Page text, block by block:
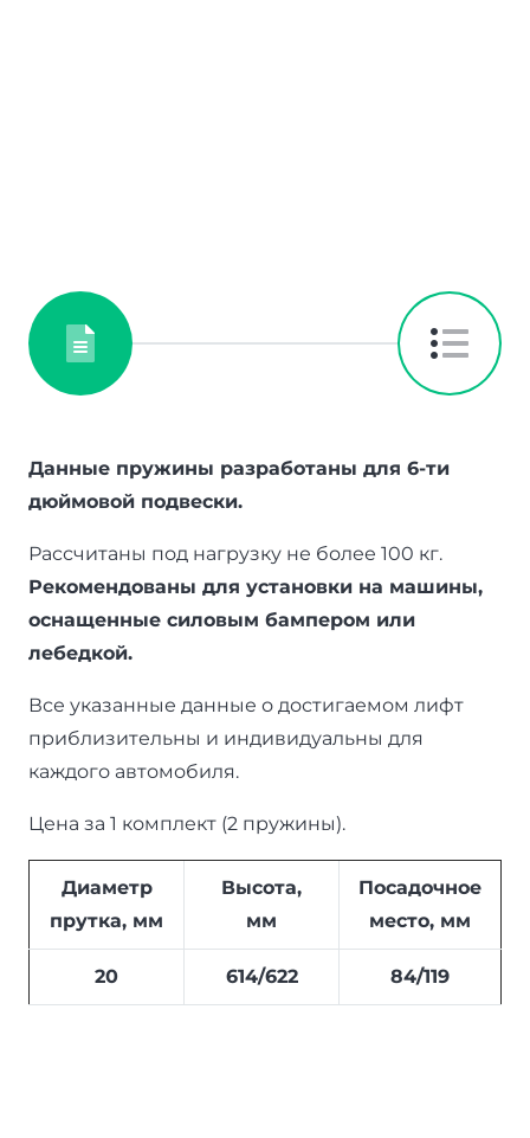
Данные пружины разработаны для 6-ти
дюймовой подвески.
Рассчитаны под нагрузку не более 100 кг.
Рекомендованы для установки на машины,
оснащенные силовым бампером или
лебедкой.
Все указанные данные о достигаемом лифт
приблизительны и индивидуальны для
каждого автомобиля.
Цена за 1 комплект (2 пружины).
Диаметр
прутка, мм
Высота,
мм
Посадочное
место, мм
20 614/622 84/119